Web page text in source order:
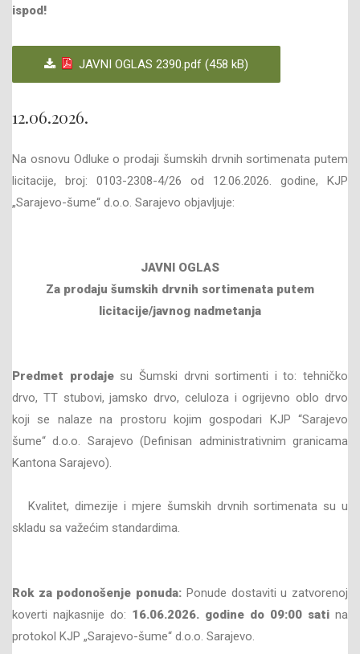
ispod!
JAVNI OGLAS 2390.pdf (458 kB)
12.06.2026.
Na osnovu Odluke o prodaji šumskih drvnih sortimenata putem
licitacije, broj: 0103-2308-4/26 od 12.06.2026. godine, KJP
„Sarajevo-šume“ d.o.o. Sarajevo objavljuje:
JAVNI OGLAS
Za prodaju šumskih drvnih sortimenata putem
licitacije/javnog nadmetanja
Predmet prodajesu Šumski drvni sortimenti i to: tehničko
drvo, TT stubovi, jamsko drvo, celuloza i ogrijevno oblo drvo
koji se nalaze na prostoru kojim gospodari KJP “Sarajevo
šume“ d.o.o. Sarajevo (Definisan administrativnim granicama
Kantona Sarajevo).
Kvalitet, dimezije i mjere šumskih drvnih sortimenata su u
skladu sa važećim standardima.
Rok za podonošenje ponuda: Ponude dostaviti u zatvorenoj
koverti najkasnije do: 16.06.2026. godine do 09:00 sati na
protokol KJP „Sarajevo-šume“ d.o.o. Sarajevo.